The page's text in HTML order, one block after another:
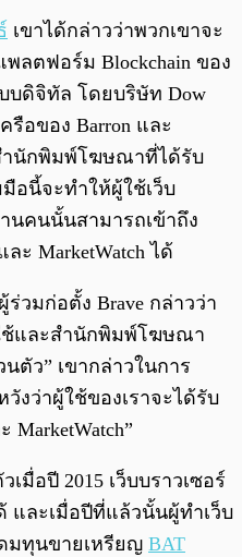
เขาได้กล่าวว่าพวกเขาจะ
ลตฟอร์ม Blockchain ของ
บดิจิทัล โดยบริษัท Dow
รือของ Barron และ
สำนักพิมพ์โฆษณาที่ได้รับ
อนี้จะทำให้ผู้ใช้เว็บ
นคนนั้นสามารถเข้าถึง
ะ MarketWatch ได้
ร่วมก่อตั้ง Brave กล่าวว่า
ช้และสำนักพิมพ์โฆษณา
ตัว” เขากล่าวในการ
งว่าผู้ใช้ของเราจะได้รับ
MarketWatch”
เมื่อปี 2015 เว็บบราวเซอร์
ละเมื่อปีที่แล้วนั้นผู้ทำเว็บ
ดมทุนขายเหรียญ BAT